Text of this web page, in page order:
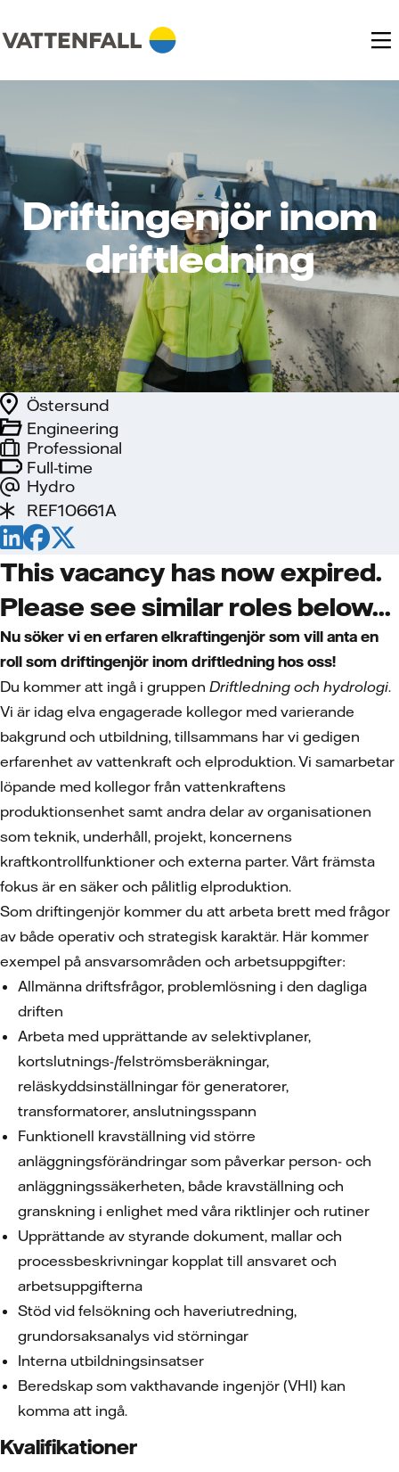
Driftingenjör inom
driftledning
Full-time
Hydro
Engineering
Östersund
Professional
REF10661A
This vacancy has now expired.
Please see similar roles below...
Nu söker vi en erfaren elkraftingenjör som vill anta en
roll som driftingenjör inom driftledning hos oss!
Du kommer att ingå i gruppen Driftledning och hydrologi.
Vi är idag elva engagerade kollegor med varierande
bakgrund och utbildning, tillsammans har vi gedigen
erfarenhet av vattenkraft och elproduktion. Vi samarbetar
löpande med kollegor från vattenkraftens
produktionsenhet samt andra delar av organisationen
som teknik, underhåll, projekt, koncernens
kraftkontrollfunktioner och externa parter. Vårt främsta
fokus är en säker och pålitlig elproduktion.
Som driftingenjör kommer du att arbeta brett med frågor
av både operativ och strategisk karaktär. Här kommer
exempel på ansvarsområden och arbetsuppgifter:
Allmänna driftsfrågor, problemlösning i den dagliga
driften
Arbeta med upprättande av selektivplaner,
kortslutnings-/felströmsberäkningar,
reläskyddsinställningar för generatorer,
transformatorer, anslutningsspann
Funktionell kravställning vid större
anläggningsförändringar som påverkar person- och
anläggningssäkerheten, både kravställning och
granskning i enlighet med våra riktlinjer och rutiner
Upprättande av styrande dokument, mallar och
processbeskrivningar kopplat till ansvaret och
arbetsuppgifterna
Stöd vid felsökning och haveriutredning,
grundorsaksanalys vid störningar
Interna utbildningsinsatser
Beredskap som vakthavande ingenjör (VHI) kan
komma att ingå.
Kvalifikationer